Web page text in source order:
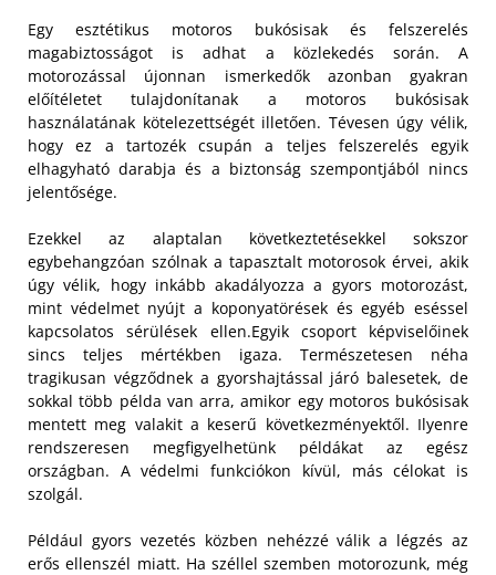
Egy esztétikus motoros bukósisak és felszerelés
magabiztosságot is adhat a közlekedés során. A
motorozással újonnan ismerkedők azonban gyakran
előítéletet tulajdonítanak a motoros bukósisak
használatának kötelezettségét illetően. Tévesen úgy vélik,
hogy ez a tartozék csupán a teljes felszerelés egyik
elhagyható darabja és a biztonság szempontjából nincs
jelentősége.
Ezekkel az alaptalan következtetésekkel sokszor
egybehangzóan szólnak a tapasztalt motorosok érvei, akik
úgy vélik, hogy inkább akadályozza a gyors motorozást,
mint védelmet nyújt a koponyatörések és egyéb eséssel
kapcsolatos sérülések ellen.Egyik csoport képviselőinek
sincs teljes mértékben igaza. Természetesen néha
tragikusan végződnek a gyorshajtással járó balesetek, de
sokkal több példa van arra, amikor egy motoros bukósisak
mentett meg valakit a keserű következményektől. Ilyenre
rendszeresen megfigyelhetünk példákat az egész
országban. A védelmi funkciókon kívül, más célokat is
szolgál.
Például gyors vezetés közben nehézzé válik a légzés az
erős ellenszél miatt. Ha széllel szemben motorozunk, még